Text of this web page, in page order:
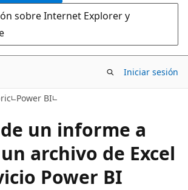
sobre Internet Explorer y
Iniciar sesión
Power BI
un informe a
archivo de Excel
Power BI